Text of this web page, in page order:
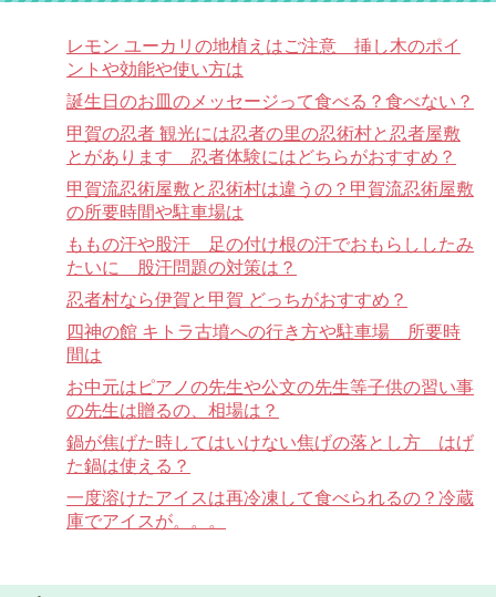
レモン ユーカリの地植えはご注意 挿し木のポイ
ントや効能や使い方は
誕生日のお皿のメッセージって食べる？食べない？
甲賀の忍者 観光には忍者の里の忍術村と忍者屋敷
とがあります 忍者体験にはどちらがおすすめ？
甲賀流忍術屋敷と忍術村は違うの？甲賀流忍術屋敷
の所要時間や駐車場は
ももの汗や股汗 足の付け根の汗でおもらししたみ
たいに 股汗問題の対策は？
忍者村なら伊賀と甲賀 どっちがおすすめ？
四神の館 キトラ古墳への行き方や駐車場 所要時
間は
お中元はピアノの先生や公文の先生等子供の習い事
の先生は贈るの、相場は？
鍋が焦げた時してはいけない焦げの落とし方 はげ
た鍋は使える？
一度溶けたアイスは再冷凍して食べられるの？冷蔵
庫でアイスが。。。